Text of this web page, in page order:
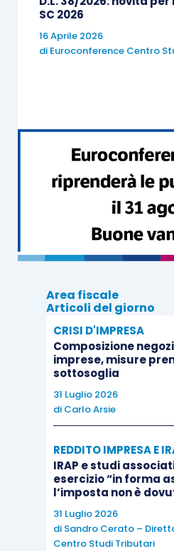
730/2020
errore da parte del
del CAF o del
un minor credito o
SC 2026
16 Aprile 2026
di Euroconference Centro
Area fiscale
Articoli del giorno
CRISI D'IMPRESA
Composizione
imprese, misure
sottosoglia
31 Luglio 2026
di Carlo Arsie
REDDITO IMPRESA E
IRAP e studi
esercizio “in forma
l’imposta non è
31 Luglio 2026
di Sandro Cerato –
Centro Studi Tributari